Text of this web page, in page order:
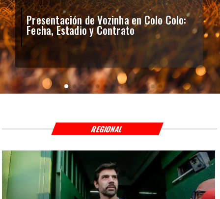
Presentación de Vozinha en Colo Colo:
Fecha, Estadio y Contrato
REGIONAL